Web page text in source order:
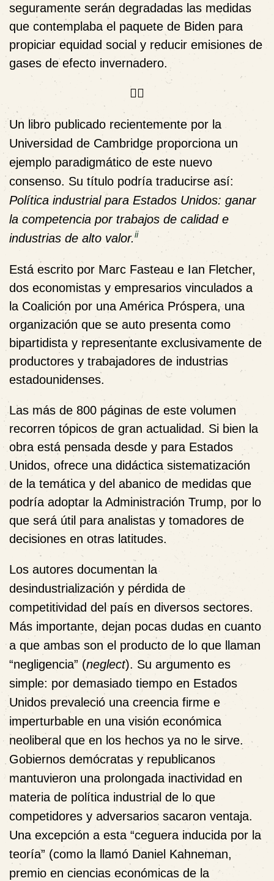
seguramente serán degradadas las medidas
que contemplaba el paquete de Biden para
propiciar equidad social y reducir emisiones de
gases de efecto invernadero.

Un libro publicado recientemente por la
Universidad de Cambridge proporciona un
ejemplo paradigmático de este nuevo
consenso. Su título podría traducirse así:
Política industrial para Estados Unidos: ganar
la competencia por trabajos de calidad e
industrias de alto valor.ii
Está escrito por Marc Fasteau e Ian Fletcher,
dos economistas y empresarios vinculados a
la Coalición por una América Próspera, una
organización que se auto presenta como
bipartidista y representante exclusivamente de
productores y trabajadores de industrias
estadounidenses.
Las más de 800 páginas de este volumen
recorren tópicos de gran actualidad. Si bien la
obra está pensada desde y para Estados
Unidos, ofrece una didáctica sistematización
de la temática y del abanico de medidas que
podría adoptar la Administración Trump, por lo
que será útil para analistas y tomadores de
decisiones en otras latitudes.
Los autores documentan la
desindustrialización y pérdida de
competitividad del país en diversos sectores.
Más importante, dejan pocas dudas en cuanto
a que ambas son el producto de lo que llaman
“negligencia” (neglect). Su argumento es
simple: por demasiado tiempo en Estados
Unidos prevaleció una creencia firme e
imperturbable en una visión económica
neoliberal que en los hechos ya no le sirve.
Gobiernos demócratas y republicanos
mantuvieron una prolongada inactividad en
materia de política industrial de lo que
competidores y adversarios sacaron ventaja.
Una excepción a esta “ceguera inducida por la
teoría” (como la llamó Daniel Kahneman,
premio en ciencias económicas de la